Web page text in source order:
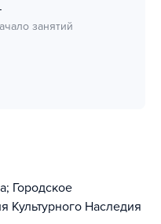
занятий
Городское
Культурного Наследия